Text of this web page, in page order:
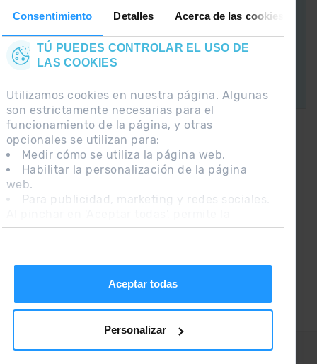
Consentimiento Detalles Acerca de las cookies
TÚ PUEDES CONTROLAR EL USO DE
LAS COOKIES
Utilizamos cookies en nuestra página. Algunas
son estrictamente necesarias para el
funcionamiento de la página, y otras
opcionales se utilizan para:
Medir cómo se utiliza la página web.
Habilitar la personalización de la página
web.
Para publicidad, marketing y redes sociales.
instalación de las cookies. Si prefieres
Aceptar todas
Personalizar
Ahora, lo más
importante en
tu bolsillo.
¡CONECTA CON
GRANDVALIRA!
Síguenos en las Redes Sociales y
CONTACTO